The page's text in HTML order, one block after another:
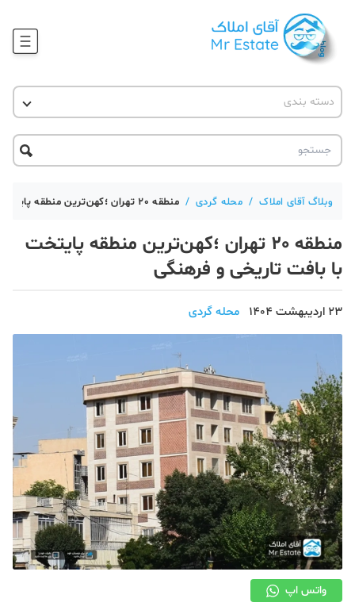
آموزش املاک
حقوقی
آکادمی
دسته بندی
آقای مشاور املاک
آکادمی آقای املاک
آموزش املاک
آموزش پلتفرم آقای املاک
تحلیل مسکن
دکوراسیون
صنعت ساختمان
محله گردی
معماری
ملکی
همایش و نمایشگاه
وبلاگ آقای املاک / محله گردی / منطقه 20 تهران ؛کهن‌ترین منطقه پایتخت با بافت تاریخی و فرهنگی
منطقه 20 تهران ؛کهن‌ترین منطقه پایتخت
با بافت تاریخی و فرهنگی
23 اردیبهشت 1404 محله گردی
واتس اپ